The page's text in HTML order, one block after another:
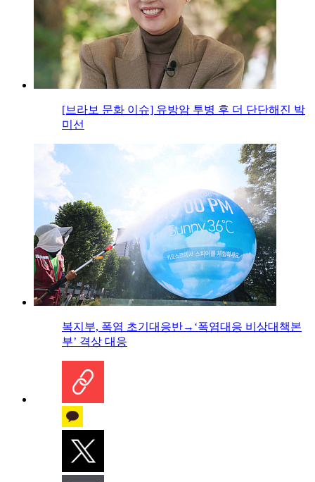
[브라보 문화 이슈] 유방암 투병 후 더 단단해진 박
미선
복지부, 폭염 초기대응반→‘폭염대응 비상대책본
부’ 격상 대응